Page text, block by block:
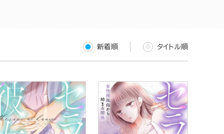
新着順 タイトル順